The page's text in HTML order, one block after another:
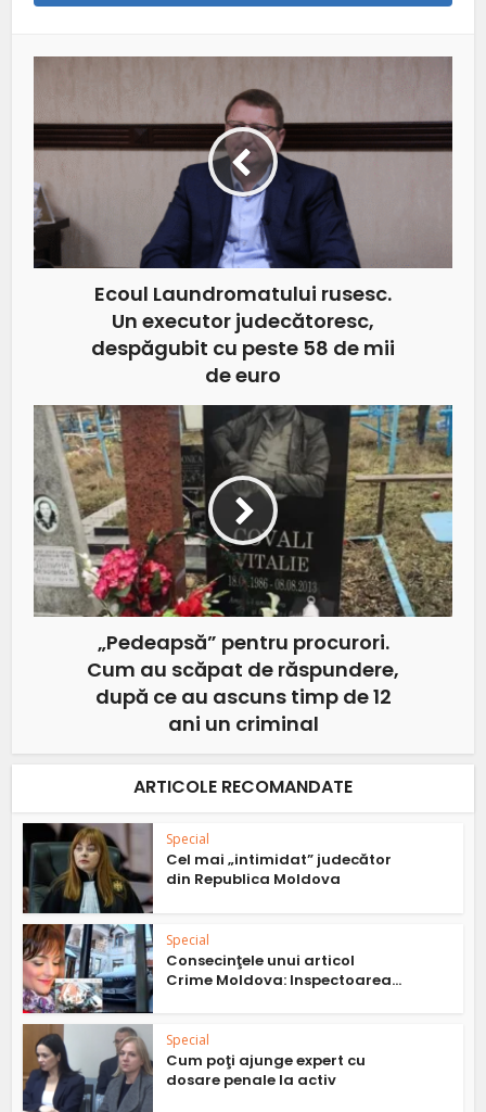
Ecoul Laundromatului rusesc.
Un executor judecătoresc,
despăgubit cu peste 58 de mii
de euro
„Pedeapsă” pentru procurori.
Cum au scăpat de răspundere,
după ce au ascuns timp de 12
ani un criminal
ARTICOLE RECOMANDATE
Special
Cel mai „intimidat” judecător
din Republica Moldova
Special
Consecinţele unui articol
Crime Moldova: Inspectoarea...
Special
Cum poţi ajunge expert cu
dosare penale la activ